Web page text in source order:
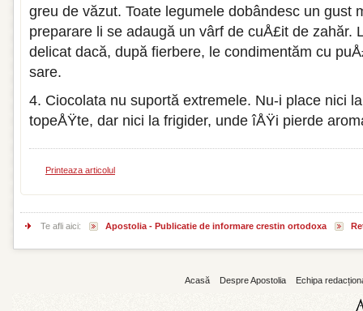
greu de văzut. Toate legumele do­bândesc un gust
preparare li se adaugă un vârf de cuÅ£it de zahăr.
delicat dacă, după fierbere, le condimentăm cu
sare.
4. Ciocolata nu suportă extremele. Nu-i place nici
topeÅŸte, dar nici la frigider, unde îÅŸi pierde
Printeaza articolul
Te afli aici: Apostolia - Publicatie de informare crestin ortodoxa
Acasă Despre Apostolia Echipa